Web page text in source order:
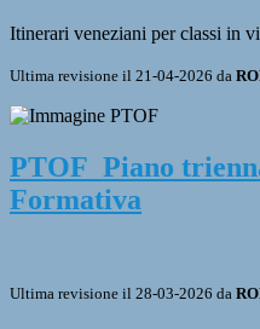
Itinerari veneziani per classi in
Ultima revisione il 21-04-2026 da
PTOF_Piano
Formativa
Ultima revisione il 28-03-2026 da